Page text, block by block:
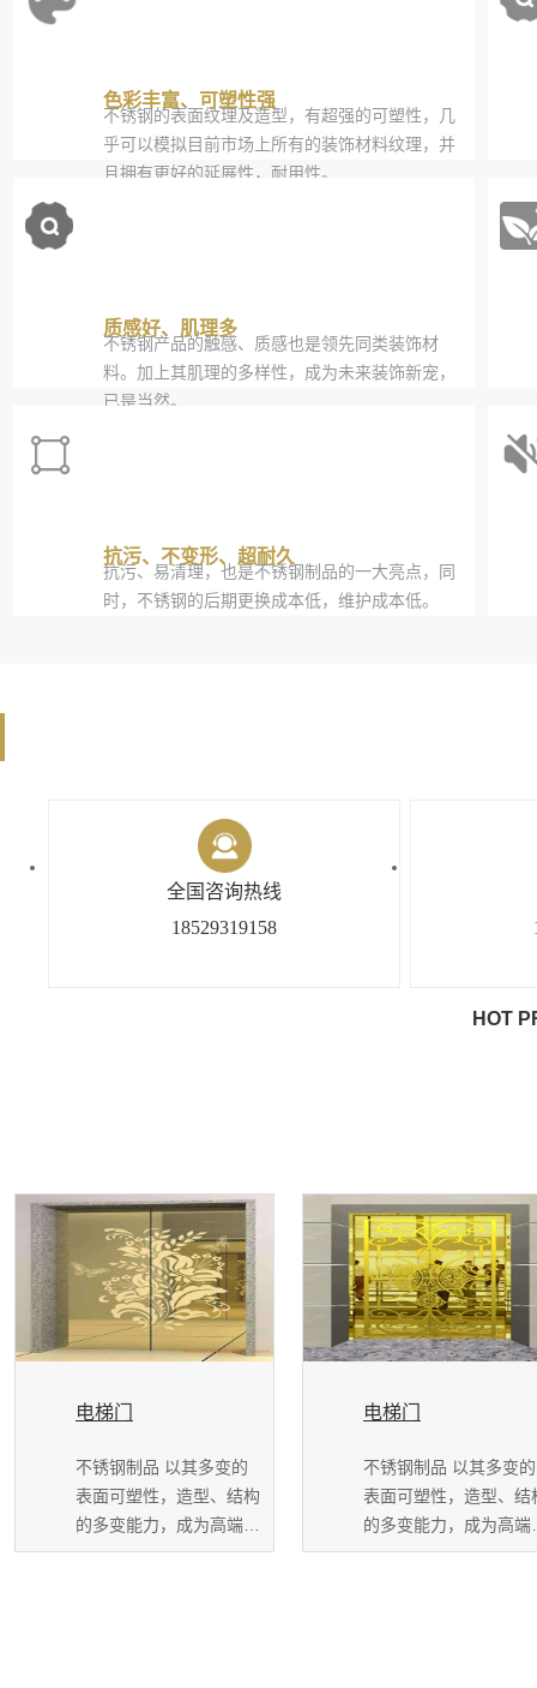
色彩丰富、可塑性强
不锈钢的表面纹理及造型，有超强的可塑性，几
乎可以模拟目前市场上所有的装饰材料纹理，并
且拥有更好的延展性，耐用性。
质感好、肌理多
不锈钢产品的触感、质感也是领先同类装饰材
料。加上其肌理的多样性，成为未来装饰新宠，
已是当然。
抗污、不变形、超耐久
抗污、易清理，也是不锈钢制品的一大亮点，同
时，不锈钢的后期更换成本低，维护成本低。
全国咨询热线
18529319158
HOT
电梯门
不锈钢制品 以其多变的
表面可塑性，造型、结构
的多变能力，成为高端装
饰的新宠，并且历...
电梯门
不锈钢制品 以其多变的
表面可塑性，造型、结
的多变能力，成为高端
饰的新宠，并且历...